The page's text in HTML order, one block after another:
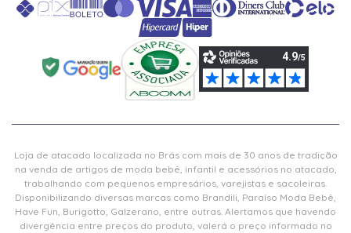
Loja de atacado localizada no Brás com mais de 30 anos de tradição
na venda de artigos de moda bebê, infantil e acessórios no atacado,
trabalhando com pequenos empresários, varejistas e sacoleiras.
Disponibilizando diversas marcas como Brandili, Paraíso Moda Bebê,
Have Fun, Burigotto, Galzerano, entre outras. Alertamos que havendo
divergência entre preços do produto, valerá o preço informado no